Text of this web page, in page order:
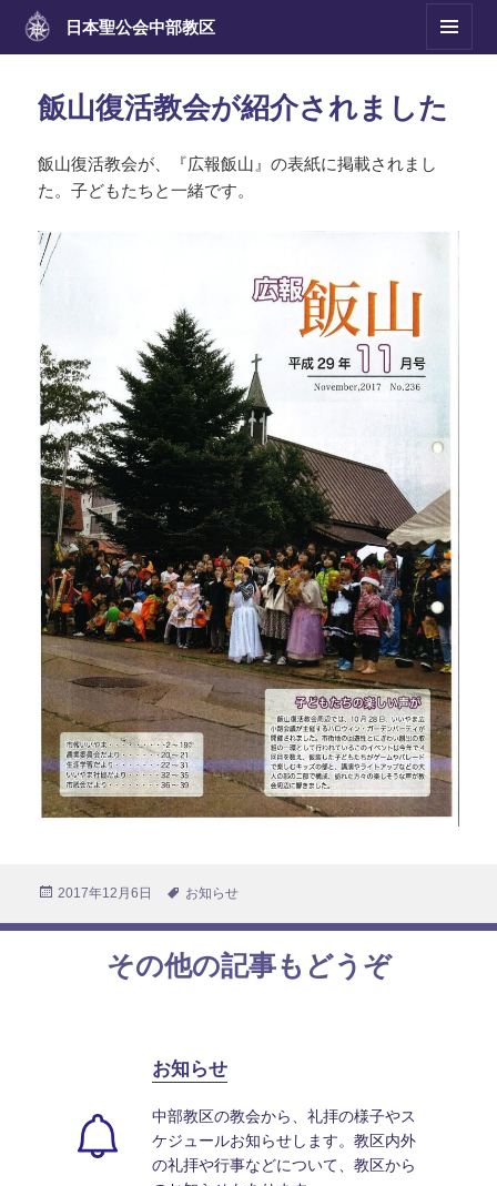
日本聖公会中部教区
メニュ
ィジェ
ット
飯山復活教会が紹介されました
飯山復活教会が、『広報飯山』の表紙に掲載されまし
た。子どもたちと一緒です。
投
日:
2017年12月6日
タ
お知らせ
その他の記事もどうぞ
お知らせ
中部教区の教会から、礼拝の様子やス
ケジュールお知らせします。教区内外
の礼拝や行事などについて、教区から